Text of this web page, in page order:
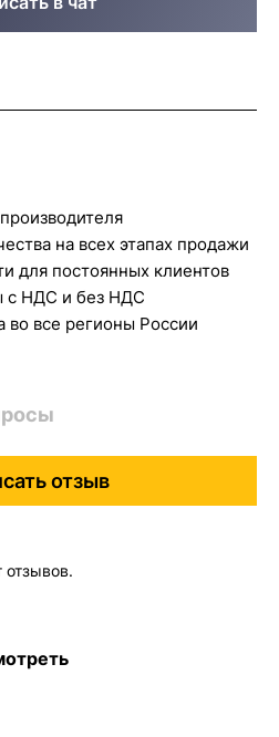
на всех этапах продажи
для постоянных клиентов
с НДС и без НДС
во все регионы России
отзыв
отзывов.